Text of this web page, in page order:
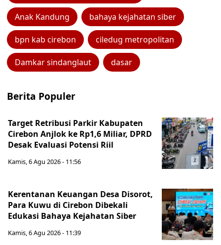
Anak Kandung bahaya kejahatan siber
bpn kab cirebon ciledug metropolitan
Damkar sindanglaut dasar
Berita Populer
Target Retribusi Parkir Kabupaten
Cirebon Anjlok ke Rp1,6 Miliar, DPRD
Desak Evaluasi Potensi Riil
Kamis, 6 Agu 2026 - 11:56
Kerentanan Keuangan Desa Disorot,
Para Kuwu di Cirebon Dibekali
Edukasi Bahaya Kejahatan Siber
Kamis, 6 Agu 2026 - 11:39